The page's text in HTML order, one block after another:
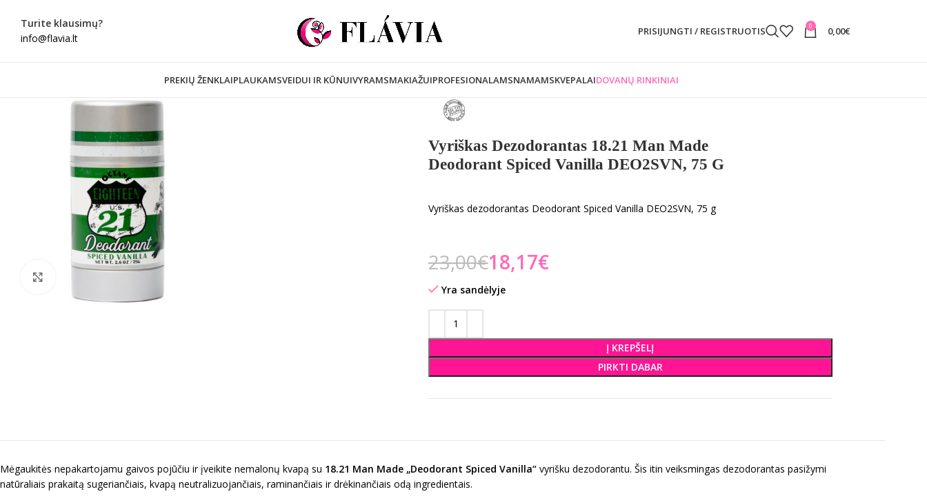
Turite klausimų?
info@flavia.lt
PRISIJUNGTI / REGISTRUOTIS 0 0,00€
PREKIŲ ŽENKLAIPLAUKAMSVEIDUI IR KŪNUIVYRAMSMAKIAŽUIPROFESIONALAMSNAMAMSKVEPALAIDOVANŲ RINKINIAI
Vyriškas Dezodorantas 18.21 Man Made
Deodorant Spiced Vanilla DEO2SVN, 75 G
Vyriškas dezodorantas Deodorant Spiced Vanilla DEO2SVN, 75 g
23,00€18,17€
Yra sandėlyje
Į KREPŠELĮ
PIRKTI DABAR
Mėgaukitės nepakartojamu gaivos pojūčiu ir įveikite nemalonų kvapą su 18.21 Man Made „Deodorant Spiced Vanilla“ vyrišku dezodorantu. Šis itin veiksmingas dezodorantas pasižymi
natūraliais prakaitą sugeriančiais, kvapą neutralizuojančiais, raminančiais ir drėkinančiais odą ingredientais.